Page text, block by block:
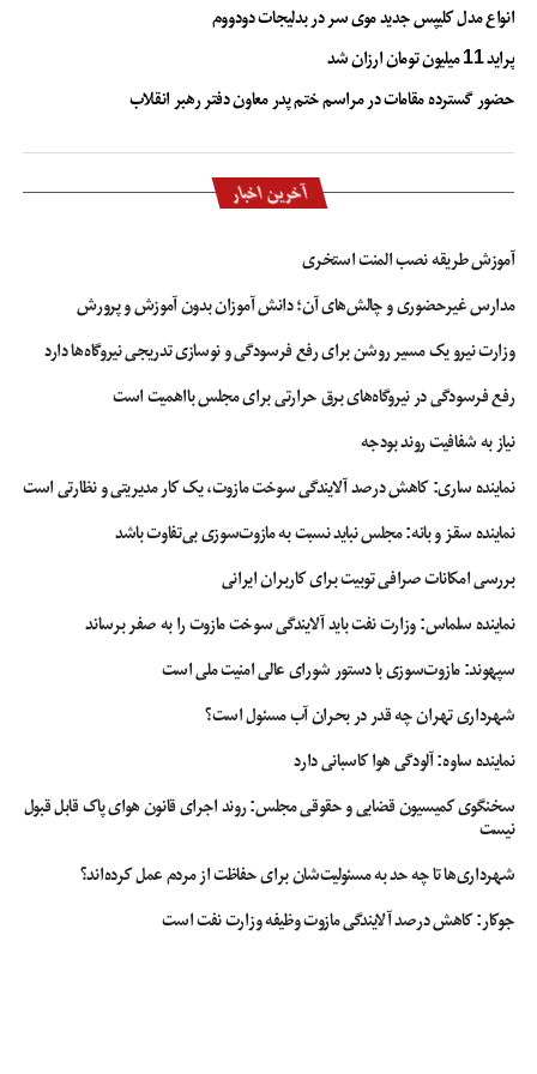
های دایره نمایش داده شوند تا بتوانند از لحاظ روانی بر روی کاربر اثر بگذارند. به
طور کلی، همکاری طراح وب سایت با گرافیست باعث می شود تا رابط کاربری سایت
به خوبی بازنمایی شود و این موضوع می تواند به طور مستقیم بر روی فروش اثر
بگذارد.
طراح سایت چه پلن هایی برای شما دارد؟
طراح وب سایت باید پلن های مختلفی را برای طراحی سایت داشته باشد. این پلن با
بررسی ماهیت کسب و کار بدست می آید و زمانی که طراح نیازهای کاری را به خوبی
شناسایی کرد می تواند پلن های متفاوتی را به کارفرما ارائه دهد و سپس برنامه ریزی
های مناسب را داشته باشد.
آیا باید نمونه طراحی سایت طراح را مشاهده
کنیم؟
قبل به نمونه طراحی سایت توجه داشته باشند. شما می توانید با آنالیز این نمونه کارها
به دانش و تخصص طراح سایت پی ببرید. این موضوع اهمیت زیادی دارد و به شما
کمک می کند تا فرد ایده آلی را انتخاب کنید. در زمان بررسی نمونه طراحی سایت
مزایای طراحی وب اپلیکیشن چیست؟
انواع مدل کلیپس جدید موی سر در بدلیجات دودووم
پراید 11 میلیون تومان ارزان شد
حضور گسترده مقامات در مراسم ختم پدر معاون دفتر رهبر انقلاب
آخرین اخبار
آموزش طریقه نصب المنت استخری
مدارس غیرحضوری و چالش‌های آن؛ دانش آموزان بدون آموزش و پرورش
وزارت نیرو یک مسیر روشن برای رفع فرسودگی و نوسازی تدریجی نیروگاه‌ها دارد
رفع فرسودگی در نیروگاه‌های برق حرارتی برای مجلس بااهمیت است
نیاز به شفافیت روند بودجه
نماینده ساری: کاهش درصد آلایندگی سوخت مازوت، یک کار مدیریتی و نظارتی است
نماینده سقز و بانه: مجلس نباید نسبت به مازوت‌سوزی بی‌تفاوت باشد
بررسی امکانات صرافی توبیت برای کاربران ایرانی
نماینده سلماس: وزارت نفت باید آلایندگی سوخت مازوت را به صفر برساند
سپهوند:‌ مازوت‌سوزی با دستور شورای عالی امنیت ملی است
شهرداری تهران چه قدر در بحران آب مسئول است؟
نماینده ساوه: آلودگی هوا کاسبانی دارد
سخنگوی کمیسیون قضایی و حقوقی مجلس: روند اجرای قانون هوای پاک قابل قبول
نیست
شهرداری‌ها تا چه حد به مسئولیت‌شان برای حفاظت از مردم عمل کرده‌اند؟
جوکار: کاهش درصد آلایندگی مازوت وظیفه وزارت نفت است